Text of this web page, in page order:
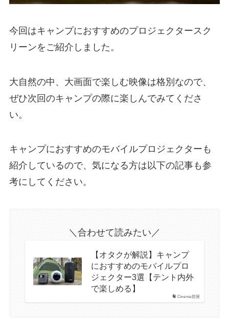
今回はキャンプにおすすめのプロジェクタースク
リーンをご紹介しました。
大自然の中、大画面で楽しむ映像は格別なので、
ぜひ次回のキャンプの際に楽しんでみてくださ
い。
キャンプにおすすめのモバイルプロジェクターも
紹介しているので、気になる方は以下の記事も参
考にしてください。
＼合わせて読みたい／
Cinema部屋
【オタクが解説】キャンプ
におすすめのモバイルプロ
ジェクター3選【テント内外
で楽しめる】